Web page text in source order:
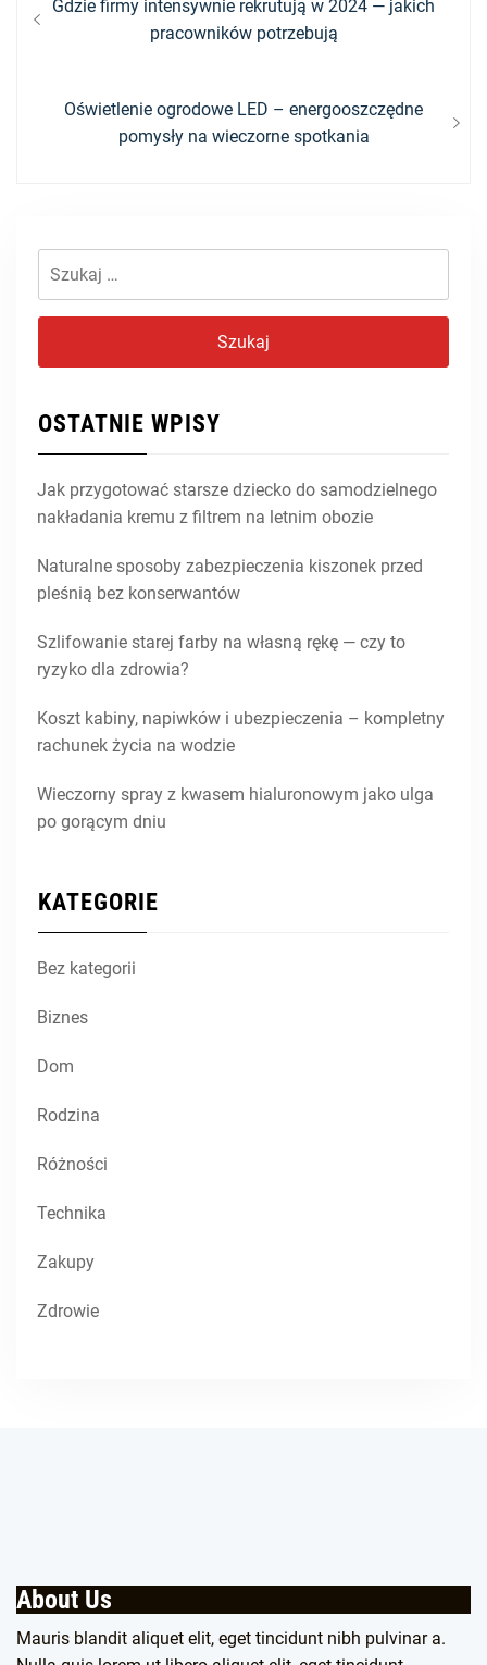
Nawigacja
Previous
Gdzie firmy intensywnie rekrutują w 2024 — jakich
pracowników potrzebują
Next
Oświetlenie ogrodowe LED – energooszczędne
pomysły na wieczorne spotkania
OSTATNIE WPISY
Jak przygotować starsze dziecko do samodzielnego
nakładania kremu z filtrem na letnim obozie
Naturalne sposoby zabezpieczenia kiszonek przed
pleśnią bez konserwantów
Szlifowanie starej farby na własną rękę — czy to
ryzyko dla zdrowia?
Koszt kabiny, napiwków i ubezpieczenia – kompletny
rachunek życia na wodzie
Wieczorny spray z kwasem hialuronowym jako ulga
po gorącym dniu
KATEGORIE
Bez kategorii
Biznes
Dom
Rodzina
Różności
Technika
Zakupy
Zdrowie
About Us
Mauris blandit aliquet elit, eget tincidunt nibh pulvinar a.